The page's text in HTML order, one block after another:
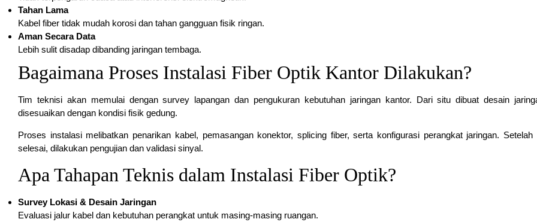
Tahan Lama
Kabel fiber tidak mudah korosi dan tahan gangguan fisik ringan.
Aman Secara Data
Lebih sulit disadap dibanding jaringan tembaga.
Bagaimana Proses Instalasi Fiber Optik Kantor Dilakukan?
Tim teknisi akan memulai dengan survey lapangan dan pengukuran kebutuhan jaringan kantor. Dari situ dibuat desain
disesuaikan dengan kondisi fisik gedung.
Proses instalasi melibatkan penarikan kabel, pemasangan konektor, splicing fiber, serta konfigurasi perangkat jaringan. Setelah
selesai, dilakukan pengujian dan validasi sinyal.
Apa Tahapan Teknis dalam Instalasi Fiber Optik?
Survey Lokasi & Desain Jaringan
Evaluasi jalur kabel dan kebutuhan perangkat untuk masing-masing ruangan.